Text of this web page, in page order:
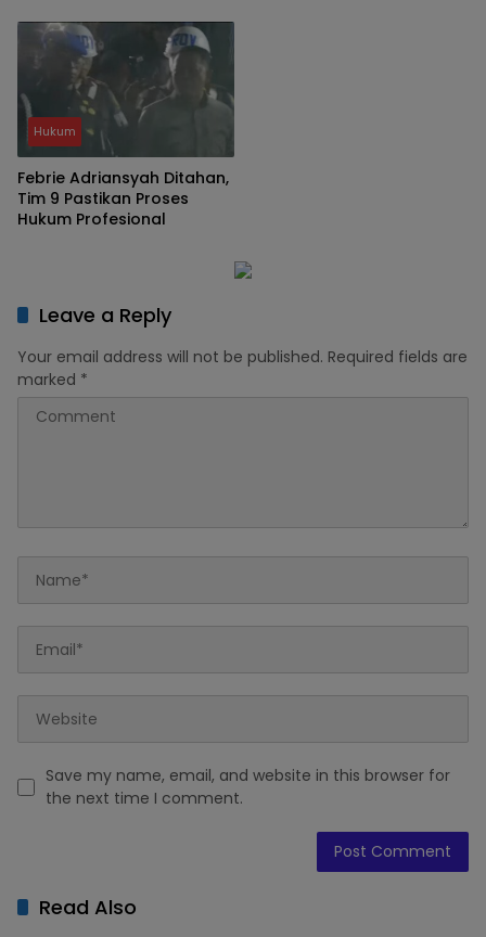
TKD Tanpa Musyawarah
Hukum
Febrie Adriansyah Ditahan,
Tim 9 Pastikan Proses
Hukum Profesional
Leave a Reply
Your email address will not be published. Required fields are
marked *
Save my name, email, and website in this browser for
the next time I comment.
Read Also